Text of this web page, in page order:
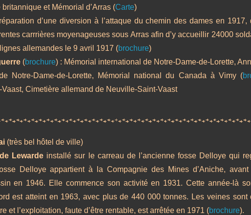
et Mémorial d’Arras (Carte)
d’une diversion à l’attaque du chemin des dames en 1917,
carrrières moyenageuses sous Arras afin d’y accueillir 24000
allemandes le 9 avril 1917 (brochure)
(brochure) : Mémorial international de Notre-Dame-de-Lorette,
Notre-Dame-de-Lorette, Mémorial national du Canada à Vimy (
Cimetière allemand de Neuville-Saint-Vaast
(très bel hôtel de ville)
Lewarde installé sur le carreau de l’ancienne fosse Delloye qui
Delloye appartient à la Compagnie des Mines d’Aniche, avant
en 1946. Elle commence son activité en 1931. Cette année-là
est atteint en 1963, avec plus de 440 000 tonnes. Les veines sont
et l’exploitation, faute d’être rentable, est arrêtée en 1971 (brochure).